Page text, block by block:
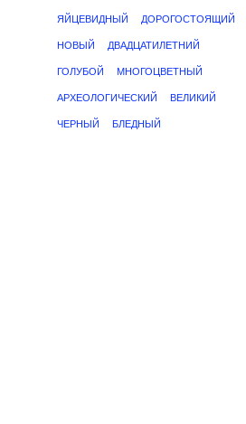
ЯЙЦЕВИДНЫЙ ДОРОГОСТОЯЩИЙ
НОВЫЙ ДВАДЦАТИЛЕТНИЙ
ГОЛУБОЙ МНОГОЦВЕТНЫЙ
АРХЕОЛОГИЧЕСКИЙ ВЕЛИКИЙ
ЧЕРНЫЙ БЛЕДНЫЙ